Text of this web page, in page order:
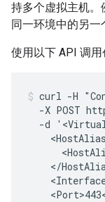
持多个虚拟主机。
同一环境中的另一
使用以下 API 调用
curl -H
-X POST
-d
</